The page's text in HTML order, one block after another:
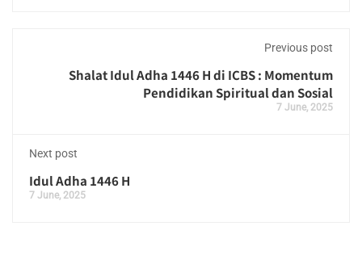
Previous post
Shalat Idul Adha 1446 H di ICBS : Momentum
Pendidikan Spiritual dan Sosial
7 June, 2025
Next post
Idul Adha 1446 H
7 June, 2025